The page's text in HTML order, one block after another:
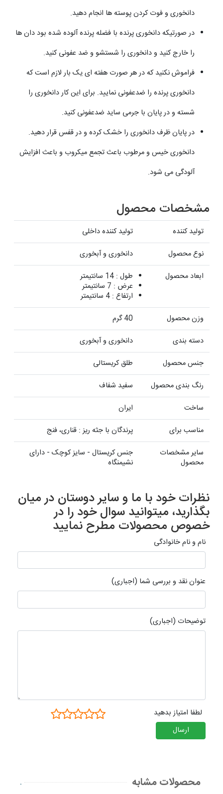
دانخوری و فوت کردن پوسته ها انجام دهید.
در صورتیکه دانخوری پرنده با فضله پرنده آلوده شده بود دان ها
را خارج کنید و دانخوری را شستشو و ضد عفونی کنید.
فراموش نکنید که در هر صورت هفته ای یک بار لازم است که
دانخوری پرنده را ضدعفونی نمایید. برای این کار دانخوری را
شسته و در پایان با جرمی ساید ضدعفونی کنید.
در پایان ظرف دانخوری را خشک کرده و در قفس قرار دهید.
دانخوری خیس و مرطوب باعث تجمع میکروب و باعث افزایش
آلودگی می شود.
مشخصات محصول
تولید کننده
تولید کننده داخلی
نوع محصول
دانخوری و آبخوری
ابعاد محصول
طول : 14 سانتیمتر
عرض : 7 سانتیمتر
ارتفاع : 4 سانتیمتر
وزن محصول
40 گرم
دسته بندی
دانخوری و آبخوری
جنس محصول
طلق کریستالی
رنگ بندی محصول
سفید شفاف
ساخت
ایران
مناسب برای
پرندگان با جثه ریز : قناری، فنج
سایر مشخصات
محصول
جنس کریستال - سایز کوچک - دارای
نشیمنگاه
نظرات خود با ما و سایر دوستان در میان
بگذارید، میتوانید سوال خود را در
خصوص محصولات مطرح نمایید
نام و نام خانوادگی
عنوان نقد و بررسی شما (اجباری)
توضیحات (اجباری)
لطفا امتیاز بدهید
ارسال
محصولات مشابه .